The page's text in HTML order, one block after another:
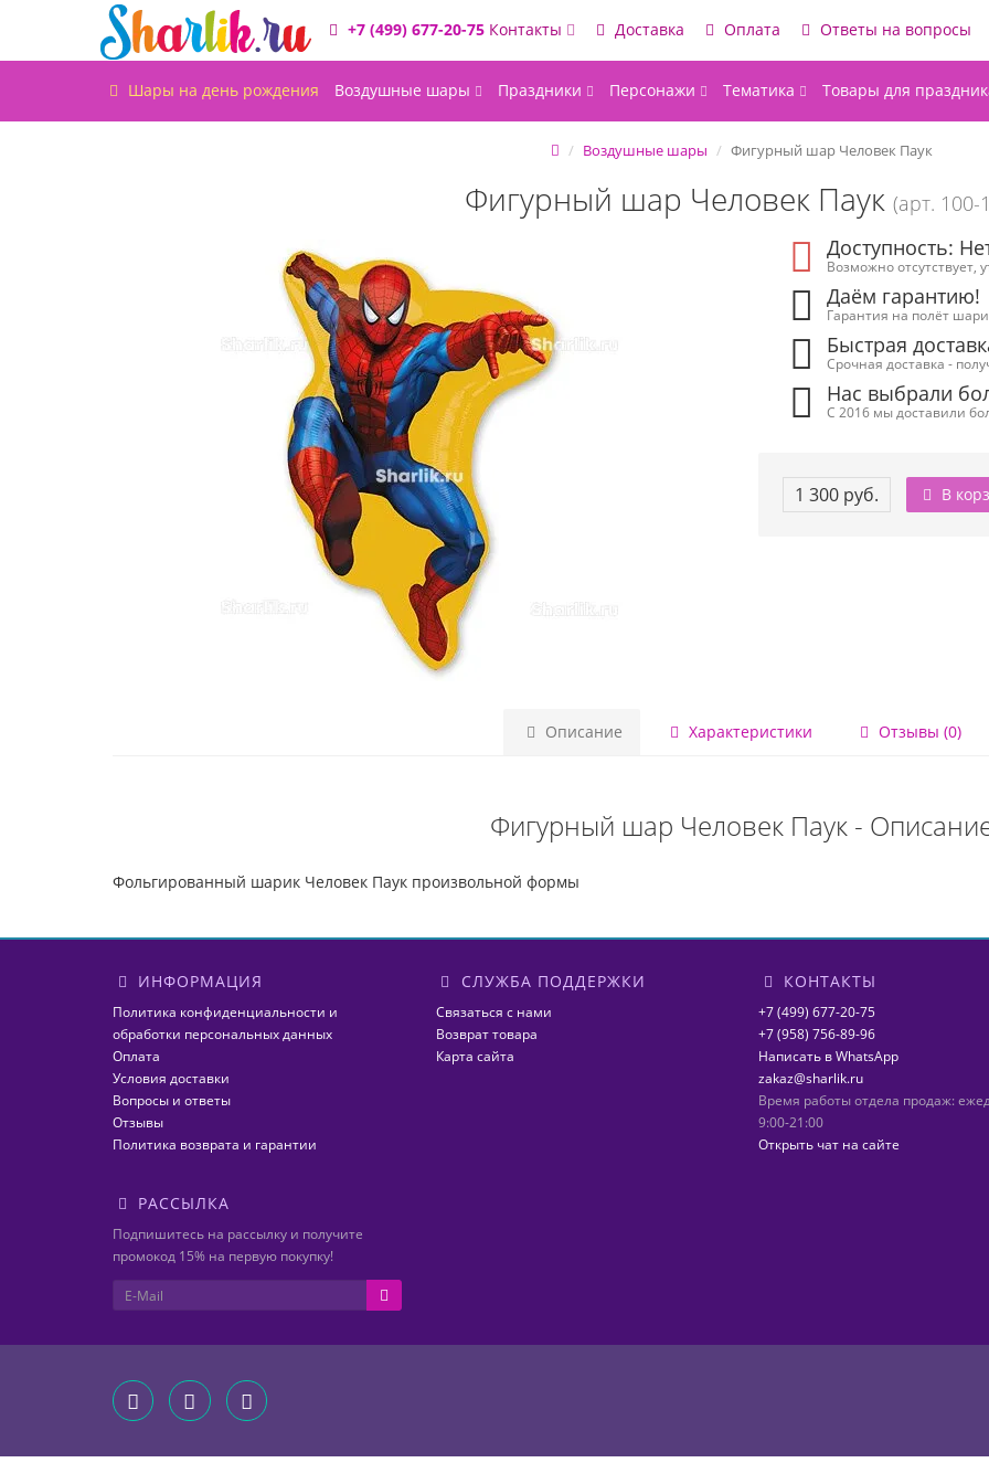
+7 (499) 677-20-75 Контакты Доставка Оплата Ответы на вопросы
Шары на день рождения Воздушные шары Праздники Персонажи Тематика Товары для
Воздушные шары Фигурный шар Человек Паук
Фигурный шар Человек Паук (арт. 100-
Доступность:
Возможно отсутствует,
Даём гарантию!
Гарантия на полёт
Быстрая
Срочная доставка -
Нас выбрали
С 2016 мы доставили
1 300 руб. В
Описание Характеристики Отзывы (0)
Фигурный шар Человек Паук -
Фольгированный шарик Человек Паук произвольной формы
ИНФОРМАЦИЯ
Политика конфиденциальности и
обработки персональных данных
Оплата
Условия доставки
Вопросы и ответы
Отзывы
Политика возврата и гарантии
СЛУЖБА ПОДДЕРЖКИ
Связаться с нами
Возврат товара
Карта сайта
КОНТАКТЫ
+7 (499) 677-20-75
+7 (958) 756-89-96
Написать в WhatsApp
zakaz@sharlik.ru
Время работы отдела продаж:
9:00-21:00
Открыть чат на сайте
РАССЫЛКА
Подпишитесь на рассылку и получите
промокод 15% на первую покупку!